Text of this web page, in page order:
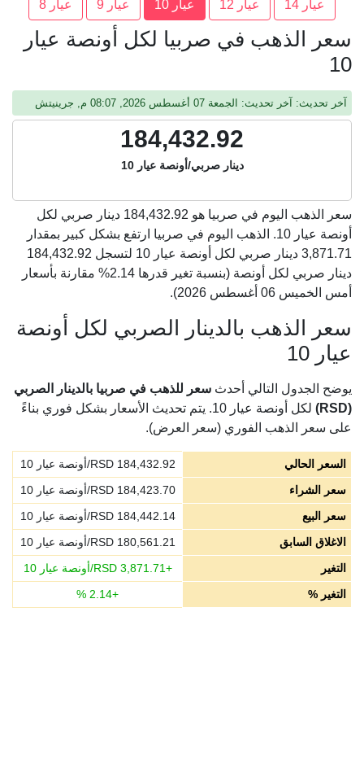
عيار 14 عيار 12 عيار 10 عيار 9 عيار 8
سعر الذهب في صربيا لكل أونصة عيار
10
آخر تحديث: آخر تحديث: الجمعة 07 أغسطس 2026, 08:07 م, جرينيتش
184,432.92
دينار صربي/أونصة عيار 10
سعر الذهب اليوم في صربيا هو 184,432.92 دينار صربي لكل
أونصة عيار 10. الذهب اليوم في صربيا ارتفع بشكل كبير بمقدار
3,871.71 دينار صربي لكل أونصة عيار 10 لتسجل 184,432.92
دينار صربي لكل أونصة (بنسبة تغير قدرها 2.14% مقارنة بأسعار
أمس الخميس 06 أغسطس 2026).
سعر الذهب بالدينار الصربي لكل أونصة
عيار 10
يوضح الجدول التالي أحدث سعر للذهب في صربيا بالدينار الصربي
(RSD)
لكل أونصة عيار 10. يتم تحديث الأسعار بشكل فوري بناءً
على سعر الذهب الفوري (سعر العرض).
السعر الحالي 184,432.92 RSD/أونصة عيار 10
سعر الشراء
184,423.70 RSD/أونصة عيار 10
سعر البيع
184,442.14 RSD/أونصة عيار 10
الاغلاق السابق
180,561.21 RSD/أونصة عيار 10
التغير
+
3,871.71 RSD/أونصة عيار 10
التغير %
+
2.14
%